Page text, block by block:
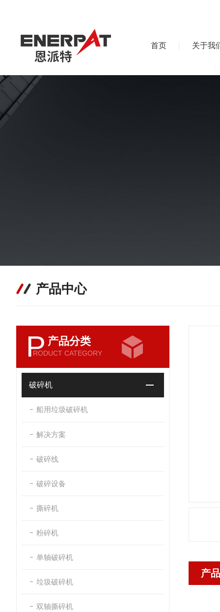
首页 关于我
产品中心
P 产品分类
RODUCT CATEGORY
破碎机
船用垃圾破碎机
解决方案
破碎线
破碎设备
撕碎机
粉碎机
单轴破碎机
垃圾破碎机
双轴撕碎机
产